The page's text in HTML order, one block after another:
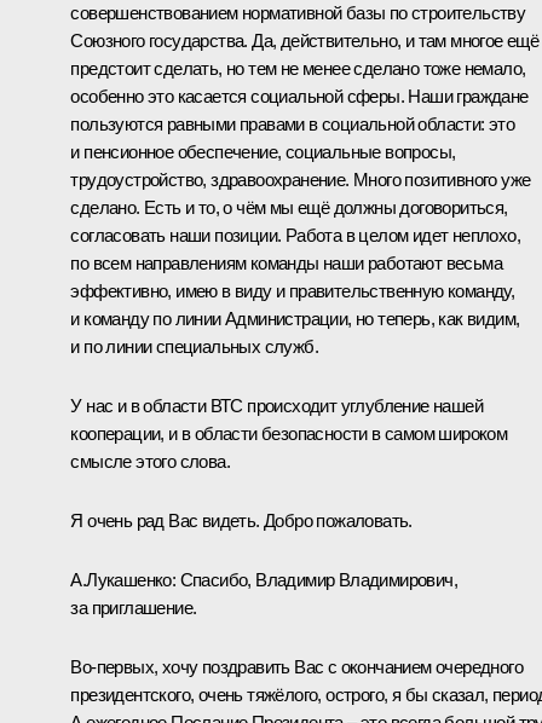
совершенствованием нормативной базы по строительству
Союзного государства. Да, действительно, и там многое ещё
предстоит сделать, но тем не менее сделано тоже немало,
особенно это касается социальной сферы. Наши граждане
пользуются равными правами в социальной области: это
и пенсионное обеспечение, социальные вопросы,
трудоустройство, здравоохранение. Много позитивного уже
сделано. Есть и то, о чём мы ещё должны договориться,
согласовать наши позиции. Работа в целом идет неплохо,
по всем направлениям команды наши работают весьма
эффективно, имею в виду и правительственную команду,
и команду по линии Администрации, но теперь, как видим,
и по линии специальных служб.
У нас и в области ВТС происходит углубление нашей
кооперации, и в области безопасности в самом широком
смысле этого слова.
Я очень рад Вас видеть. Добро пожаловать.
А.Лукашенко: Спасибо, Владимир Владимирович,
за приглашение.
Во-первых, хочу поздравить Вас с окончанием очередного
президентского, очень тяжёлого, острого, я бы сказал,